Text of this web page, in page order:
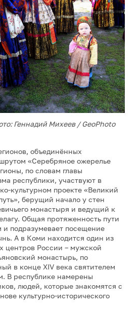
Геннадий Михеев / GeoPhoto
объединённых
«Серебряное ожерелье
по словам главы
республики, участвуют в
культурном проекте «Великий
берущий начало у стен
монастыря и ведущий к
Общая протяженность пути
и подразумевает посещение
А в Коми находится один из
центров России – мужской
монастырь, по
в конце XIV века святителем
В республике намерены
людей, которые знакомятся с
культурно-исторического